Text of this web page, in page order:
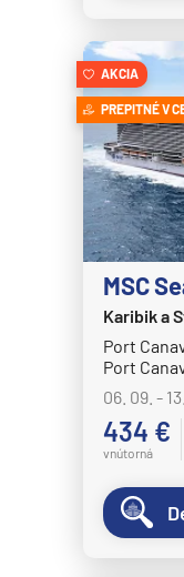
Explora
Explora I
Explora II
Explora III
Explora IV
Explora V
Explora VI
Hapag-
MS
MS Europa
AKCIA
PREPITNÉ V
MSC
Karibik a
Port
Port
06. 09. -
434 €
vnútorná